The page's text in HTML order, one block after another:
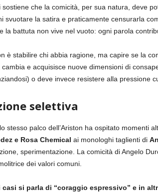
sostiene che la comicità, per sua natura, deve
svuotare la satira e praticamente censurarla
la battuta non vive nel vuoto: ogni parola
è stabilire chi abbia ragione, ma capire se la
e acquisisce nuove dimensioni di
o deve invece resistere alla pressione
selettiva
stesso palco dell’Ariston ha ospitato momenti
e Rosa Chemical ai monologhi taglienti di
sperimentazione. La comicità di Angelo
dei valori comuni.
casi si parla di “coraggio espressivo” e in